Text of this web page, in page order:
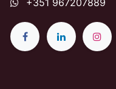
+351 967207889